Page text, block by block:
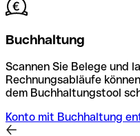
Buchhaltung
Scannen Sie Belege und
Rechnungsabläufe
dem Buchhaltungstool
Konto mit Buchhaltung